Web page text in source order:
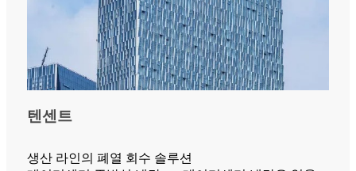
텐센트
생산 라인의 폐열 회수 솔루션